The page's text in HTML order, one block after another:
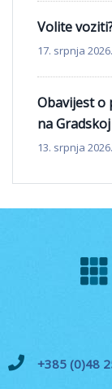
Volite
17. srpnja 2026.
Obavijest o
na
13. srpnja 2026.
+385 (0)48